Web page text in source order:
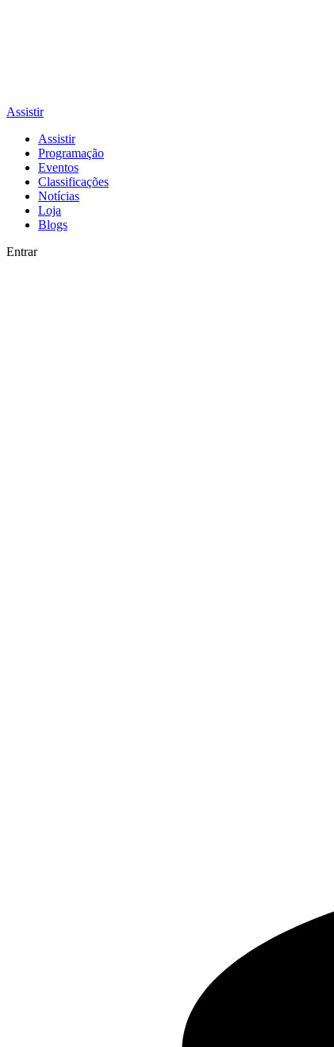
Assistir
Assistir
Programação
Eventos
Classificações
Notícias
Loja
Blogs
Entrar